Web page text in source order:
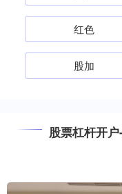
红色
股加
股票杠杆开